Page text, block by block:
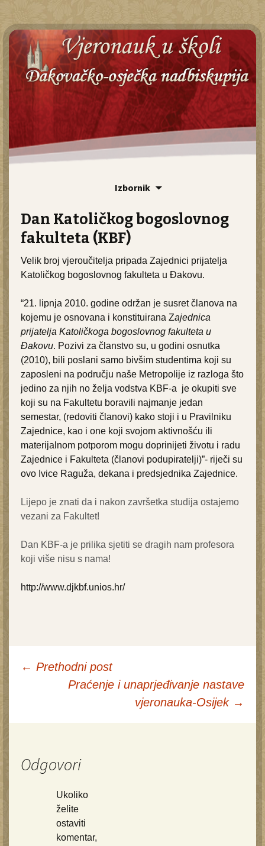
Izbornik
Dan Katoličkog bogoslovnog
fakulteta (KBF)
Velik broj vjeroučitelja pripada Zajednici prijatelja
Katoličkog bogoslovnog fakulteta u Đakovu.
“21. lipnja 2010. godine održan je susret članova na
kojemu je osnovana i konstituirana Zajednica
prijatelja Katoličkoga bogoslovnog fakulteta u
Đakovu. Pozivi za članstvo su, u godini osnutka
(2010), bili poslani samo bivšim studentima koji su
zaposleni na području naše Metropolije iz razloga što
jedino za njih no želja vodstva KBF-a je okupiti sve
koji su na Fakultetu boravili najmanje jedan
semestar, (redoviti članovi) kako stoji i u Pravilniku
Zajednice, kao i one koji svojom aktivnošću ili
materijalnom potporom mogu doprinijeti životu i radu
Zajednice i Fakulteta (članovi podupiratelji)”- riječi su
ovo Ivice Raguža, dekana i predsjednika Zajednice.
Lijepo je znati da i nakon završetka studija ostajemo
vezani za Fakultet!
Dan KBF-a je prilika sjetiti se dragih nam profesora
koji više nisu s nama!
http://www.djkbf.unios.hr/
Navigacija
postova
← Prethodni post
Praćenje i unaprjeđivanje nastave
vjeronauka-Osijek →
Odgovori
Ukoliko
želite
ostaviti
komentar,